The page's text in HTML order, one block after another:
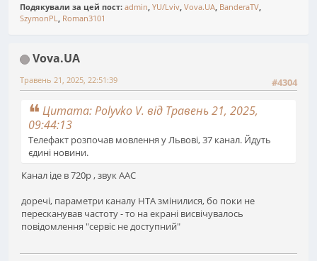
Подякували за цей пост: admin YU/Lviv Vova.UA BanderaTV
SzymonPL
Roman3101
Vova.UA
#4304
Травень 21, 2025, 22:51:39
Цитата: Polyvko V. від Травень 21, 2025,
09:44:13
Телефакт розпочав мовлення у Львові, 37 канал. Йдуть
єдині новини.
Канал іде в 720р , звук ААС
доречі, параметри каналу НТА змінилися, бо поки не
пересканував частоту - то на екрані висвічувалось
повідомлення "сервіс не доступний"